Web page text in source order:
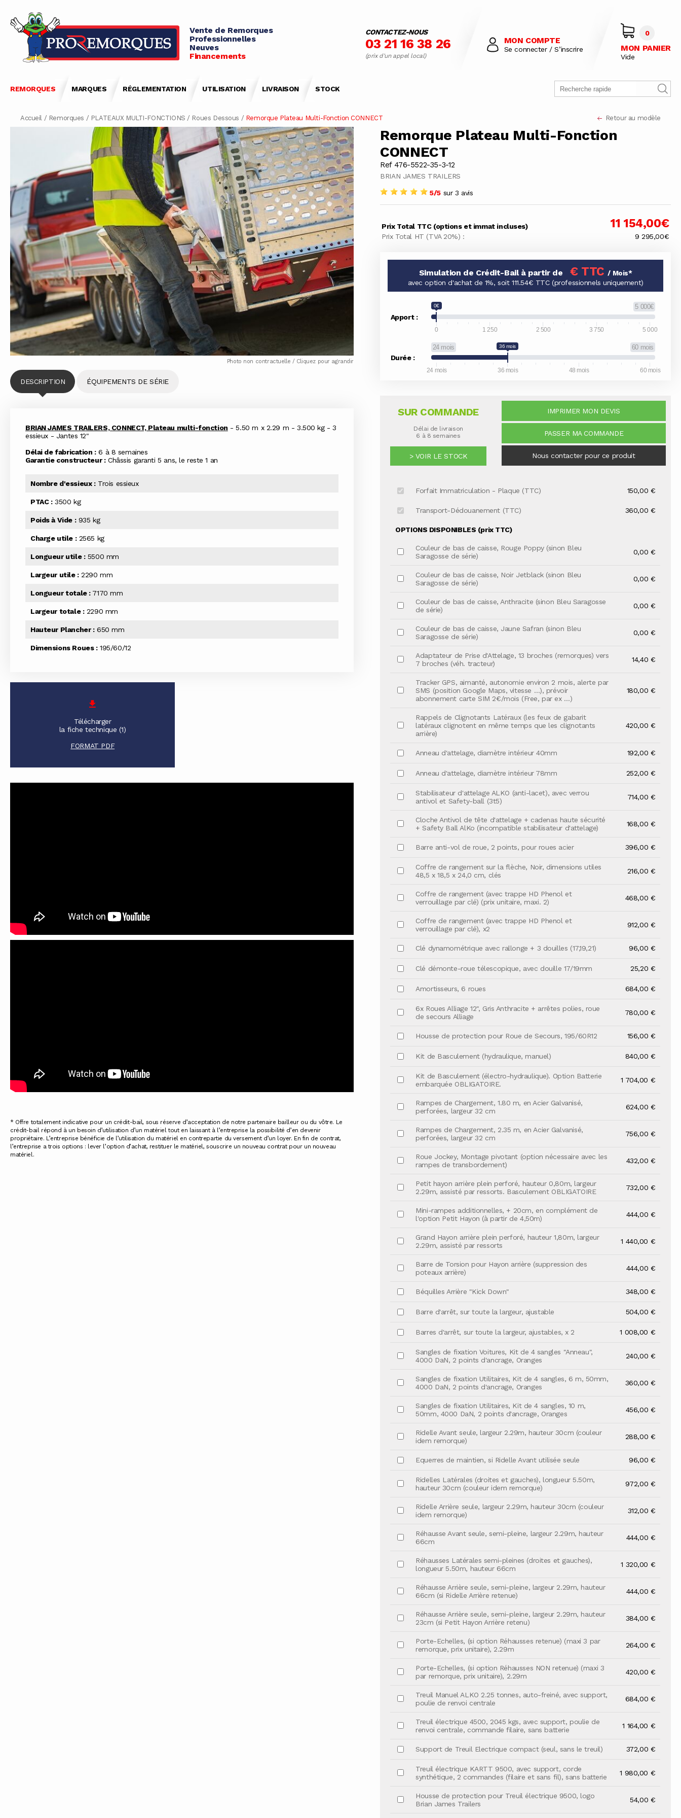
Vente de Remorques
Professionnelles
Neuves
Financements
CONTACTEZ-NOUS
03 21 16 38 26
(prix d'un appel local)
MON COMPTE
Se connecter / S’inscrire
0
MON PANIER
Vide
REMORQUES MARQUES RÉGLEMENTATION UTILISATION LIVRAISON STOCK
Accueil / Remorques / PLATEAUX MULTI-FONCTIONS / Roues Dessous / Remorque Plateau Multi-Fonction CONNECT Retour au modèle
Remorque Plateau Multi-Fonction
CONNECT
Ref 476-5522-35-3-12
BRIAN JAMES TRAILERS
5/5sur 3 avis
Prix Total TTC (options et immat incluses) 11 154,00€
Prix Total HT (TVA 20%) : 9 295,00€
Apport :
5 000€
0€
0 1 250 2 500 3 750 5 000
Durée :
24 mois 60 mois
36 mois
24 mois 36 mois 48 mois 60 mois
Simulation de Crédit-Bail à partir de € TTC/ Mois*
avec option d'achat de 1%, soit 111.54€ TTC (professionnels uniquement)
SUR COMMANDE
Délai de livraison
6 à 8 semaines
> VOIR LE STOCK
IMPRIMER MON DEVIS
PASSER MA COMMANDE
Nous contacter pour ce produit
Forfait Immatriculation - Plaque (TTC) 150,00 €
Transport-Dédouanement (TTC) 360,00 €
OPTIONS DISPONIBLES (prix TTC)
Couleur de bas de caisse, Rouge Poppy (sinon Bleu
Saragosse de série)
0,00 €
Couleur de bas de caisse, Noir Jetblack (sinon Bleu
Saragosse de série)
0,00 €
Couleur de bas de caisse, Anthracite (sinon Bleu Saragosse
de série)
0,00 €
Couleur de bas de caisse, Jaune Safran (sinon Bleu
Saragosse de série)
0,00 €
Adaptateur de Prise d'Attelage, 13 broches (remorques) vers
7 broches (véh. tracteur)
14,40 €
Tracker GPS, aimanté, autonomie environ 2 mois, alerte par
SMS (position Google Maps, vitesse …), prévoir
abonnement carte SIM 2€/mois (Free, par ex …)
180,00 €
Rappels de Clignotants Latéraux (les feux de gabarit
latéraux clignotent en même temps que les clignotants
arrière)
420,00 €
Anneau d'attelage, diamètre intérieur 40mm 192,00 €
Anneau d'attelage, diamètre intérieur 78mm 252,00 €
Stabilisateur d'attelage ALKO (anti-lacet), avec verrou
antivol et Safety-ball (3t5)
714,00 €
Cloche Antivol de tête d'attelage + cadenas haute sécurité
+ Safety Ball AlKo (incompatible stabilisateur d'attelage)
168,00 €
Barre anti-vol de roue, 2 points, pour roues acier 396,00 €
Coffre de rangement sur la flèche, Noir, dimensions utiles
48,5 x 18,5 x 24,0 cm, clés
216,00 €
Coffre de rangement (avec trappe HD Phenol et
verrouillage par clé) (prix unitaire, maxi. 2)
468,00 €
Coffre de rangement (avec trappe HD Phenol et
verrouillage par clé), x2
912,00 €
Clé dynamométrique avec rallonge + 3 douilles (17,19,21) 96,00 €
Clé démonte-roue télescopique, avec douille 17/19mm 25,20 €
Amortisseurs, 6 roues 684,00 €
6x Roues Alliage 12", Gris Anthracite + arrêtes polies, roue
de secours Alliage
780,00 €
Housse de protection pour Roue de Secours, 195/60R12 156,00 €
Kit de Basculement (hydraulique, manuel) 840,00 €
Kit de Basculement (électro-hydraulique). Option Batterie
embarquée OBLIGATOIRE.
1 704,00 €
Rampes de Chargement, 1.80 m, en Acier Galvanisé,
perforées, largeur 32 cm
624,00 €
Rampes de Chargement, 2.35 m, en Acier Galvanisé,
perforées, largeur 32 cm
756,00 €
Roue Jockey, Montage pivotant (option nécessaire avec les
rampes de transbordement)
432,00 €
Petit hayon arrière plein perforé, hauteur 0,80m, largeur
2.29m, assisté par ressorts. Basculement OBLIGATOIRE
732,00 €
Mini-rampes additionnelles, + 20cm, en complément de
l'option Petit Hayon (à partir de 4,50m)
444,00 €
Grand Hayon arrière plein perforé, hauteur 1,80m, largeur
2.29m, assisté par ressorts
1 440,00 €
Barre de Torsion pour Hayon arrière (suppression des
poteaux arrière)
444,00 €
Béquilles Arrière "Kick Down" 348,00 €
Barre d'arrêt, sur toute la largeur, ajustable 504,00 €
Barres d'arrêt, sur toute la largeur, ajustables, x 2 1 008,00 €
Sangles de fixation Voitures, Kit de 4 sangles "Anneau",
4000 DaN, 2 points d'ancrage, Oranges
240,00 €
Sangles de fixation Utilitaires, Kit de 4 sangles, 6 m, 50mm,
4000 DaN, 2 points d'ancrage, Oranges
360,00 €
Sangles de fixation Utilitaires, Kit de 4 sangles, 10 m,
50mm, 4000 DaN, 2 points d'ancrage, Oranges
456,00 €
Ridelle Avant seule, largeur 2.29m, hauteur 30cm (couleur
idem remorque)
288,00 €
Equerres de maintien, si Ridelle Avant utilisée seule 96,00 €
Ridelles Latérales (droites et gauches), longueur 5.50m,
hauteur 30cm (couleur idem remorque)
972,00 €
Ridelle Arrière seule, largeur 2.29m, hauteur 30cm (couleur
idem remorque)
312,00 €
Réhausse Avant seule, semi-pleine, largeur 2.29m, hauteur
66cm
444,00 €
Réhausses Latérales semi-pleines (droites et gauches),
longueur 5.50m, hauteur 66cm
1 320,00 €
Réhausse Arrière seule, semi-pleine, largeur 2.29m, hauteur
66cm (si Ridelle Arrière retenue)
444,00 €
Réhausse Arrière seule, semi-pleine, largeur 2.29m, hauteur
23cm (si Petit Hayon Arrière retenu)
384,00 €
Porte-Echelles, (si option Réhausses retenue) (maxi 3 par
remorque, prix unitaire), 2.29m
264,00 €
Porte-Echelles, (si option Réhausses NON retenue) (maxi 3
par remorque, prix unitaire), 2.29m
420,00 €
Treuil Manuel ALKO 2.25 tonnes, auto-freiné, avec support,
poulie de renvoi centrale
684,00 €
Treuil électrique 4500, 2045 kgs, avec support, poulie de
renvoi centrale, commande filaire, sans batterie
1 164,00 €
Support de Treuil Electrique compact (seul, sans le treuil) 372,00 €
Treuil électrique KARTT 9500, avec support, corde
synthétique, 2 commandes (filaire et sans fil), sans batterie
1 980,00 €
Housse de protection pour Treuil électrique 9500, logo
Brian James Trailers
54,00 €
Photo non contractuelle / Cliquez pour agrandir
DESCRIPTION ÉQUIPEMENTS DE SÉRIE
BRIAN JAMES TRAILERS, CONNECT, Plateau multi-fonction - 5.50 m x 2.29 m - 3.500 kg - 3
essieux - Jantes 12"
Délai de fabrication :6 à 8 semaines
Garantie constructeur :Châssis garanti 5 ans, le reste 1 an
Nombre d'essieux :Trois essieux
PTAC :3500 kg
Poids à Vide :935 kg
Charge utile :2565 kg
Longueur utile :5500 mm
Largeur utile :2290 mm
Longueur totale :7170 mm
Largeur totale :2290 mm
Hauteur Plancher :650 mm
Dimensions Roues :195/60/12
Télécharger
la fiche technique (1)
FORMAT PDF
* Offre totalement indicative pour un crédit-bail, sous réserve d’acceptation de notre partenaire bailleur ou du vôtre. Le
crédit-bail répond à un besoin d’utilisation d’un matériel tout en laissant à l’entreprise la possibilité d’en devenir
propriétaire. L’entreprise bénéficie de l’utilisation du matériel en contrepartie du versement d’un loyer. En fin de contrat,
l’entreprise a trois options : lever l’option d’achat, restituer le matériel, souscrire un nouveau contrat pour un nouveau
matériel.